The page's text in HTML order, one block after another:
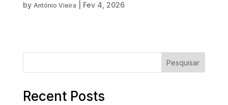
by António Vieira Fev 4, 2026
Pesquisar
Recent Posts